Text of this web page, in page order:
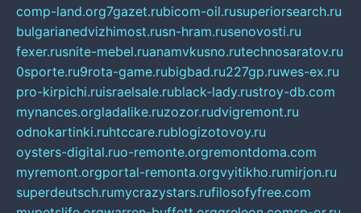
comp-land.org7gazet.rubicom-oil.rusuperiorsearch.ru
bulgarianedvizhimost.rusn-hram.rusenovosti.ru
fexer.rusnite-mebel.ruanamvkusno.rutechnosaratov.ru
0sporte.ru9rota-game.rubigbad.ru227gp.ruwes-ex.ru
pro-kirpichi.ruisraelsale.rublack-lady.rustroy-db.com
mynances.orgladalike.ruzozor.rudvigremont.ru
odnokartinki.ruhtccare.rublogizotovoy.ru
oysters-digital.ruo-remonte.orgremontdoma.com
myremont.orgportal-remonta.orgvyitikho.rumirjon.ru
superdeutsch.rumycrazystars.rufilosofyfree.com